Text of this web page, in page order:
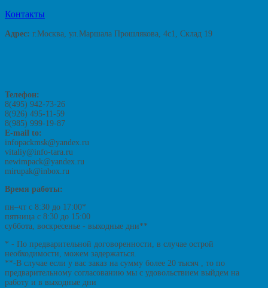
Контакты
Адрес: г.Москва, ул.Маршала Прошлякова, 4с1, Склад 19
Телефон:
8(495) 942-73-26
8(926) 495-11-59
8(985) 999-19-87
E-mail to:
infopackmsk@yandex.ru
vitaliy@info-tara.ru
newimpack@yandex.ru
mirupak@inbox.ru
Время работы:
пн–чт с 8:30 до 17:00*
пятница с 8:30 до 15:00
суббота, воскресенье - выходные дни**
* - По предварительной договоренности, в случае острой
необходимости, можем задержаться.
**-В случае если у вас заказ на сумму более 20 тысяч , то по
предварительному согласованию мы с удовольствием выйдем на
работу и в выходные дни